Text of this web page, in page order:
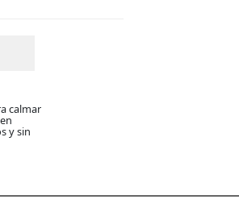
calmar
y sin